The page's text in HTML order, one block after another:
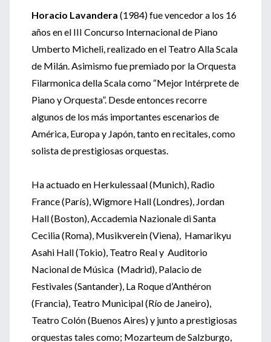
Horacio Lavandera (1984) fue vencedor a los 16
años en el III Concurso Internacional de Piano
Umberto Micheli, realizado en el Teatro Alla Scala
de Milán. Asimismo fue premiado por la Orquesta
Filarmonica della Scala como “Mejor Intérprete de
Piano y Orquesta”. Desde entonces recorre
algunos de los más importantes escenarios de
América, Europa y Japón, tanto en recitales, como
solista de prestigiosas orquestas.
Ha actuado en Herkulessaal (Munich), Radio
France (París), Wigmore Hall (Londres), Jordan
Hall (Boston), Accademia Nazionale di Santa
Cecilia (Roma), Musikverein (Viena), Hamarikyu
Asahi Hall (Tokio), Teatro Real y Auditorio
Nacional de Música (Madrid), Palacio de
Festivales (Santander), La Roque d’Anthéron
(Francia), Teatro Municipal (Río de Janeiro),
Teatro Colón (Buenos Aires) y junto a prestigiosas
orquestas tales como; Mozarteum de Salzburgo,